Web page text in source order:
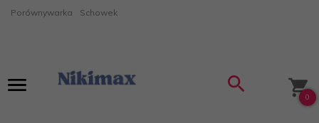
Porównywarka Schowek
0